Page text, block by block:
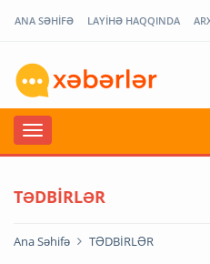
ANA SƏHİFƏ LAYİHƏ HAQQINDA
TƏDBİRLƏR
Ana Səhifə TƏDBİRLƏR